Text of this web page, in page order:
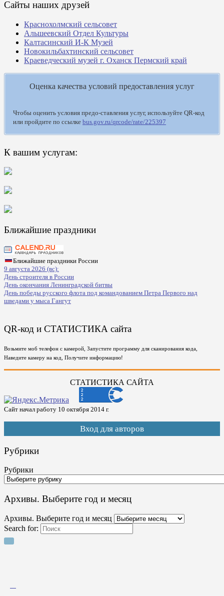
Сайты наших друзей
Краснохолмский сельсовет
Альшеевский Отдел Культуры
Калтасинский И-К Музей
Новокильбахтинский сельсовет
Краеведческий музей г. Оханск Пермский край
Оценка качества условий предоставления услуг
Чтобы оценить условия предо-ставления услуг, используйте QR-код
или пройдите по ссылке bus.gov.ru/qrcode/rate/225397
К вашим услугам:
Ближайшие праздники
Ближайшие праздники России
9 августа 2026 (вс):
День строителя в России
День окончания Ленинградской битвы
День победы русского флота под командованием Петра Первого над
шведами у мыса Гангут
QR-код и СТАТИСТИКА сайта
Возьмите моб телефон с камерой, Запустите программу для сканирования кода,
Наведите камеру на код, Получите информацию!
СТАТИСТИКА САЙТА
Сайт начал работу 10 октября 2014 г.
Вход для авторов
Рубрики
Рубрики
Архивы. Выберите год и месяц
Архивы. Выберите год и месяц
Search for: